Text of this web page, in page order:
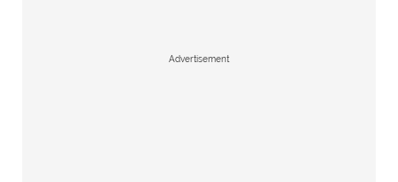
Advertisement